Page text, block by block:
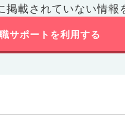
掲載されていない情報
サポートを利用する